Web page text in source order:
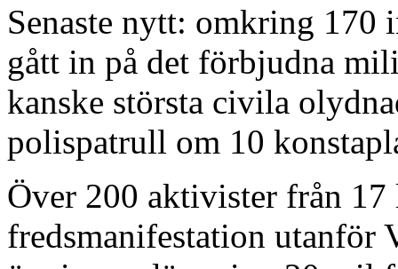
Senaste nytt: omkring 170
gått in på det förbjudna
kanske största civila
polispatrull om 10
Över 200 aktivister från
fredsmanifestation utanför